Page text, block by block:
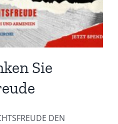
Sie
DEN